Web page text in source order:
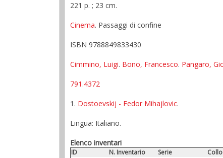
221 p. ; 23 cm.
Cinema. Passaggi di confine
ISBN 9788849833430
Cimmino, Luigi. Bono, Francesco. Pangaro,
791.4372
1. Dostoevskij - Fedor Mihajlovic.
Lingua: Italiano.
Elenco inventari
ID N. Inventario Serie